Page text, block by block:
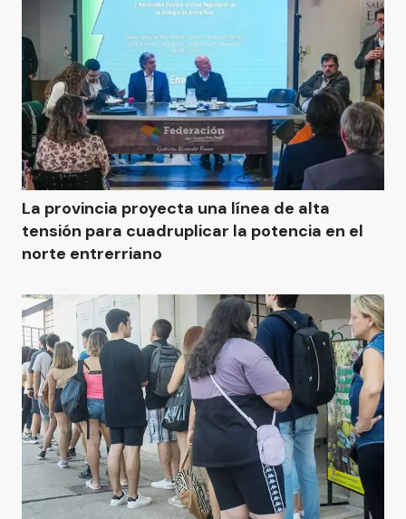
La provincia proyecta una línea de alta
tensión para cuadruplicar la potencia en el
norte entrerriano